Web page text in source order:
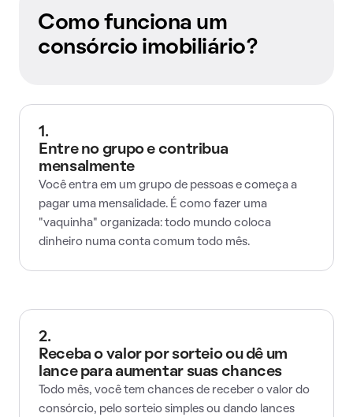
Como funciona um
consórcio imobiliário?
1.
Entre no grupo e contribua
mensalmente
Você entra em um grupo de pessoas e começa a
pagar uma mensalidade. É como fazer uma
"vaquinha" organizada: todo mundo coloca
dinheiro numa conta comum todo mês.
2.
Receba o valor por sorteio ou dê um
lance para aumentar suas chances
Todo mês, você tem chances de receber o valor do
consórcio, pelo sorteio simples ou dando lances